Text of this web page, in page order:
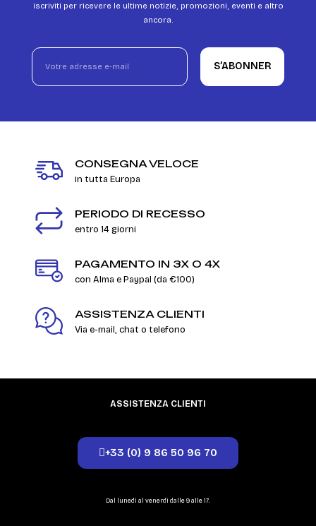
iscriviti per ricevere le ultime notizie, promozioni, eventi e altro
ancora.
S’ABONNER
CONSEGNA VELOCE
in tutta Europa
PERIODO DI RECESSO
entro 14 giorni
PAGAMENTO IN 3X O 4X
con Alma e Paypal (da €100)
ASSISTENZA CLIENTI
Via e-mail, chat o telefono
ASSISTENZA CLIENTI
+33 (0) 9 86 50 96 70
Dal lunedì al venerdì dalle 9 alle 17.